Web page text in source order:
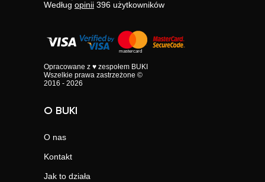
Według opinii 396 użytkowników
Opracowane z ♥ zespołem BUKI
Wszelkie prawa zastrzeżone ©
2016 - 2026
O BUKI
O nas
Kontakt
Jak to działa